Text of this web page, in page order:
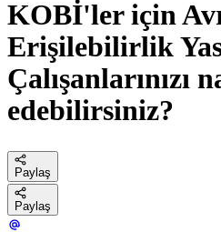
KOBİ'ler için
Erişilebilirlik
Çalışanlarınızı
edebilirsiniz?
Paylaş
Paylaş